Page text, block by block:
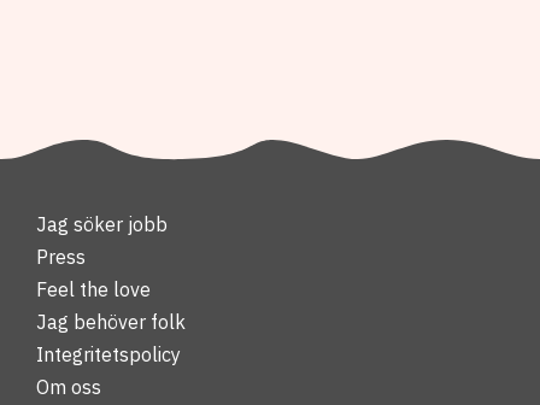
Jag söker jobb
Press
Feel the love
Jag behöver folk
Integritetspolicy
Om oss